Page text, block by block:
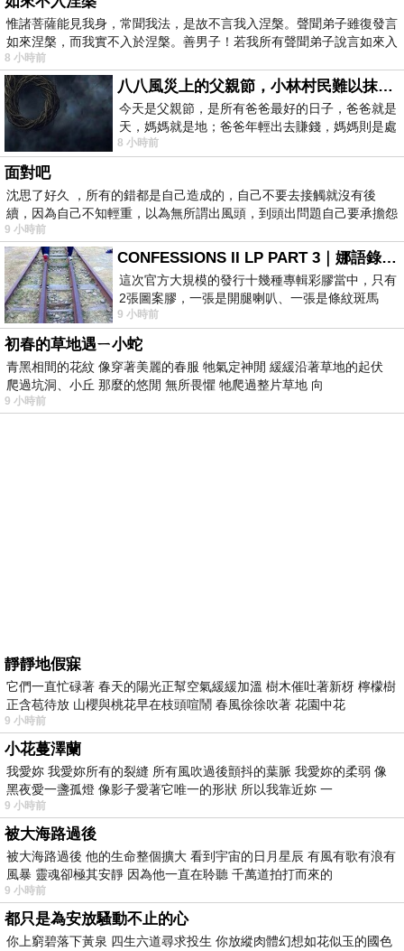
惟諸菩薩能見我身，常聞我法，是故不言我入涅槃。聲聞弟子雖復發言
如來涅槃，而我實不入於涅槃。善男子！若我所有聲聞弟子說言如來入
8 小時前
八八風災上的父親節，小林村民難以抹滅的痛
今天是父親節，是所有爸爸最好的日子，爸爸就是
天，媽媽就是地；爸爸年輕出去賺錢，媽媽則是處
理家務，職業不分高低貴賤，只有人品才
8 小時前
面對吧
沈思了好久 ，所有的錯都是自己造成的，自己不要去接觸就沒有後
續，因為自己不知輕重，以為無所謂出風頭，到頭出問題自己要承擔怨
不
9 小時前
CONFESSIONS II LP PART 3｜娜語錄II LP PART 3
這次官方大規模的發行十幾種專輯彩膠當中，只有
2張圖案膠，一張是開腿喇叭、一張是條紋斑馬
版；目前官網上只剩澳洲商店AU STORE
9 小時前
初春的草地遇ㄧ小蛇
青黑相間的花紋 像穿著美麗的春服 牠氣定神閒 緩緩沿著草地的起伏
爬過坑洞、小丘 那麼的悠閒 無所畏懼 牠爬過整片草地 向
9 小時前
靜靜地假寐
它們一直忙碌著 春天的陽光正幫空氣緩緩加溫 樹木催吐著新枒 檸檬樹
正含苞待放 山櫻與桃花早在枝頭喧鬧 春風徐徐吹著 花園中花
9 小時前
小花蔓澤蘭
我愛妳 我愛妳所有的裂縫 所有風吹過後顫抖的葉脈 我愛妳的柔弱 像
黑夜愛一盞孤燈 像影子愛著它唯一的形狀 所以我靠近妳 一
9 小時前
被大海路過後
被大海路過後 他的生命整個擴大 看到宇宙的日月星辰 有風有歌有浪有
風暴 靈魂卻極其安靜 因為他一直在聆聽 千萬道拍打而來的
9 小時前
都只是為安放騷動不止的心
你上窮碧落下黃泉 四生六道尋求投生 你放縱肉體幻想如花似玉的國色